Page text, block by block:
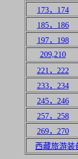
173，174
185，186
197，198
209,210
221，222
233，234
245，246
257，258
269，270
西藏旅游装